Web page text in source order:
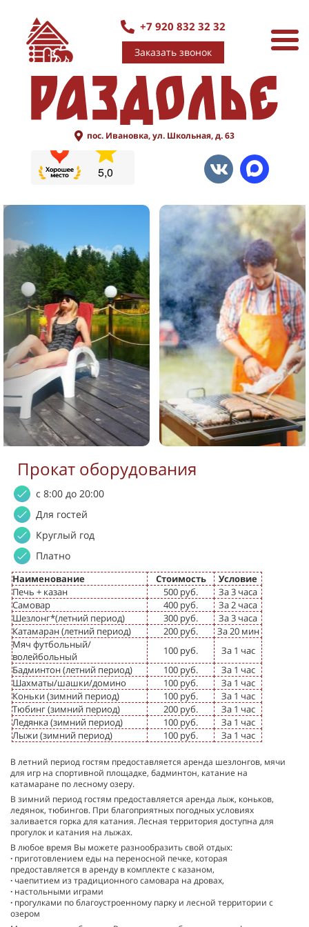
+7 920 832 32 32
Заказать звонок
пос. Ивановка, ул. Школьная, д. 63
Прокат оборудования
с 8:00 до 20:00
Для гостей
Круглый год
Платно
Наименование Стоимость
Условие
Печь + казан
500 руб.
За 3 часа
Самовар
400 руб.
За 2 часа
Шезлонг*(летний период)
300 руб.
За 3 часа
Катамаран (летний период)
200 руб.
За 20 мин
Мяч футбольный/
волейбольный
100 руб.
За 1 час
Бадминтон (летний период)
100 руб.
За 1 час
Шахматы/шашки/домино
100 руб.
За 1 час
Коньки (зимний период)
100 руб.
За 1 час
Тюбинг (зимний период)
200 руб.
За 1 час
Ледянка (зимний период)
100 руб.
За 1 час
Лыжи (зимний период)
100 руб. За 1 час
В летний период гостям предоставляется аренда шезлонгов, мячи
для игр на спортивной площадке, бадминтон, катание на
катамаране по лесному озеру.
В зимний период гостям предоставляется аренда лыж, коньков,
ледянок, тюбингов. При благоприятных погодных условиях
заливается горка для катания. Лесная территория доступна для
прогулок и катания на лыжах.
В любое время Вы можете разнообразить свой отдых:
· приготовлением еды на переносной печке, которая
предоставляется в аренду в комплекте с казаном,
· чаепитием из традиционного самовара на дровах,
· настольными играми
· прогулками по благоустроенному парку и лесной территории с
озером